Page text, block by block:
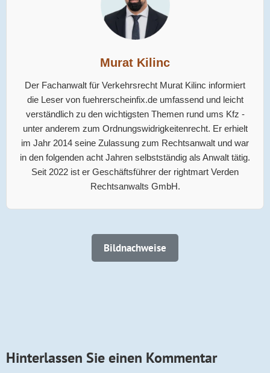
Murat Kilinc
Der Fachanwalt für Verkehrsrecht Murat Kilinc informiert
die Leser von fuehrerscheinfix.de umfassend und leicht
verständlich zu den wichtigsten Themen rund ums Kfz -
unter anderem zum Ordnungswidrigkeitenrecht. Er erhielt
im Jahr 2014 seine Zulassung zum Rechtsanwalt und war
in den folgenden acht Jahren selbstständig als Anwalt tätig.
Seit 2022 ist er Geschäftsführer der rightmart Verden
Rechtsanwalts GmbH.
Bildnachweise
Hinterlassen Sie einen Kommentar